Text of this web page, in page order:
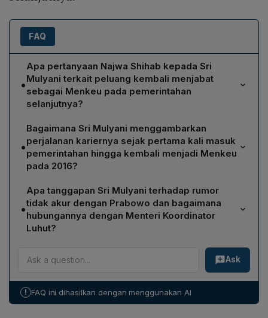
FAQ
•
Apa pertanyaan Najwa Shihab kepada Sri
Mulyani terkait peluang kembali menjabat
sebagai Menkeu pada pemerintahan
selanjutnya?
Najwa menanyakan kepada Sri Mulyani, setelah
menyelesaikan dua periode, apakah ia akan
mempertimbangkan tawaran kembali menjadi Menteri
Keuangan jika pemerintahan berikutnya memintanya,
dengan keahlian dan ketangguhan yang terbukti
selama pandemi.
•
Bagaimana Sri Mulyani menggambarkan
perjalanan kariernya sejak pertama kali masuk
pemerintahan hingga kembali menjadi Menkeu
pada 2016?
Sri Mulyani menjelaskan bahwa ia mulai berkarier
sebagai Kepala Bappenas pada Kabinet Indonesia
Bersatu (2004), kemudian diangkat Menkeu pada 2005
menggantikan Jusuf Anwar, dan pada Juli 2008
Setelah 18 bulan memegang dua portofolio sekaligus,
ia melepaskan jabatan Menkeu, menjadi Direktur
diundang Presiden Jokowi menjadi Menkeu kembali
pada 27 Juli 2016.
•
Apa tanggapan Sri Mulyani terhadap rumor
tidak akur dengan Prabowo dan bagaimana
hubungannya dengan Menteri Koordinator
Luhut?
Sri Mulyani menyatakan kebingungan atas rumor
tersebut dan menanyakan alasan munculnya kabar itu.
Ia menegaskan bahwa menteri-menteri dalam kabinet
Pandjaitan yang baru saja sakit dan langsung
Ask
! FAQ ini dihasilkan dengan menggunakan AI